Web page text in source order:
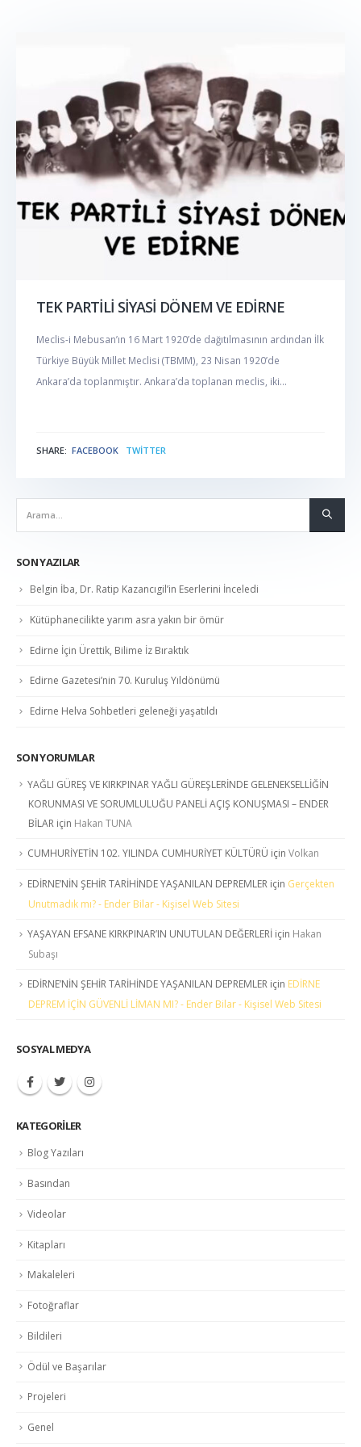
TEK PARTİLİ SİYASİ DÖNEM VE EDİRNE
Meclis-i Mebusan’ın 16 Mart 1920’de dağıtılmasının ardından İlk
Türkiye Büyük Millet Meclisi (TBMM), 23 Nisan 1920’de
Ankara’da toplanmıştır. Ankara’da toplanan meclis, iki...
SHARE: FACEBOOK TWITTER
SON YAZILAR
Belgin İba, Dr. Ratip Kazancıgil’in Eserlerini İnceledi
Kütüphanecilikte yarım asra yakın bir ömür
Edirne İçin Ürettik, Bilime İz Bıraktık
Edirne Gazetesi’nin 70. Kuruluş Yıldönümü
Edirne Helva Sohbetleri geleneği yaşatıldı
SON YORUMLAR
YAĞLI GÜREŞ VE KIRKPINAR YAĞLI GÜREŞLERİNDE GELENEKSELLİĞİN
KORUNMASI VE SORUMLULUĞU PANELİ AÇIŞ KONUŞMASI – ENDER
BİLAR için Hakan TUNA
CUMHURİYETİN 102. YILINDA CUMHURİYET KÜLTÜRÜ için Volkan
EDİRNE’NİN ŞEHİR TARİHİNDE YAŞANILAN DEPREMLER için Gerçekten
Unutmadık mı? - Ender Bilar - Kişisel Web Sitesi
YAŞAYAN EFSANE KIRKPINAR’IN UNUTULAN DEĞERLERİ için Hakan
Subaşı
EDİRNE’NİN ŞEHİR TARİHİNDE YAŞANILAN DEPREMLER için EDİRNE
DEPREM İÇİN GÜVENLİ LİMAN MI? - Ender Bilar - Kişisel Web Sitesi
SOSYAL MEDYA
KATEGORILER
Blog Yazıları
Basından
Videolar
Kitapları
Makaleleri
Fotoğraflar
Bildileri
Ödül ve Başarılar
Projeleri
Genel